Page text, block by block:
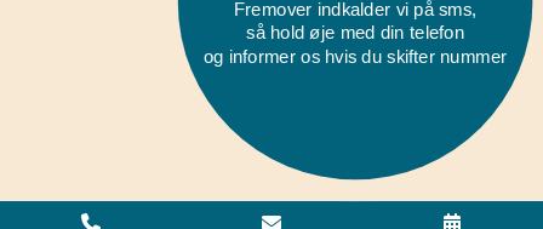
Fremover indkalder vi på sms,
så hold øje med din telefon
og informer os hvis du skifter nummer